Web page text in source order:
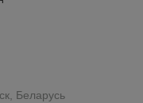
Беларусь